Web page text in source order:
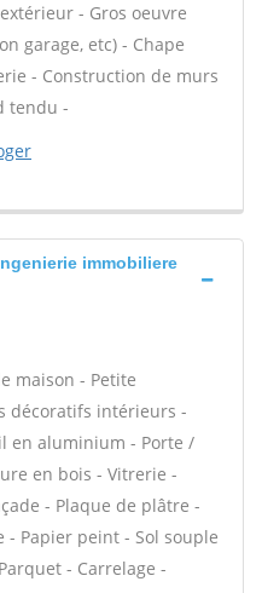
- Gros oeuvre
garage, etc) - Chape
- Construction de murs
tendu -
immobiliere
maison - Petite
décoratifs intérieurs -
en aluminium - Porte /
en bois - Vitrerie -
- Plaque de plâtre -
- Papier peint - Sol souple
- Carrelage -